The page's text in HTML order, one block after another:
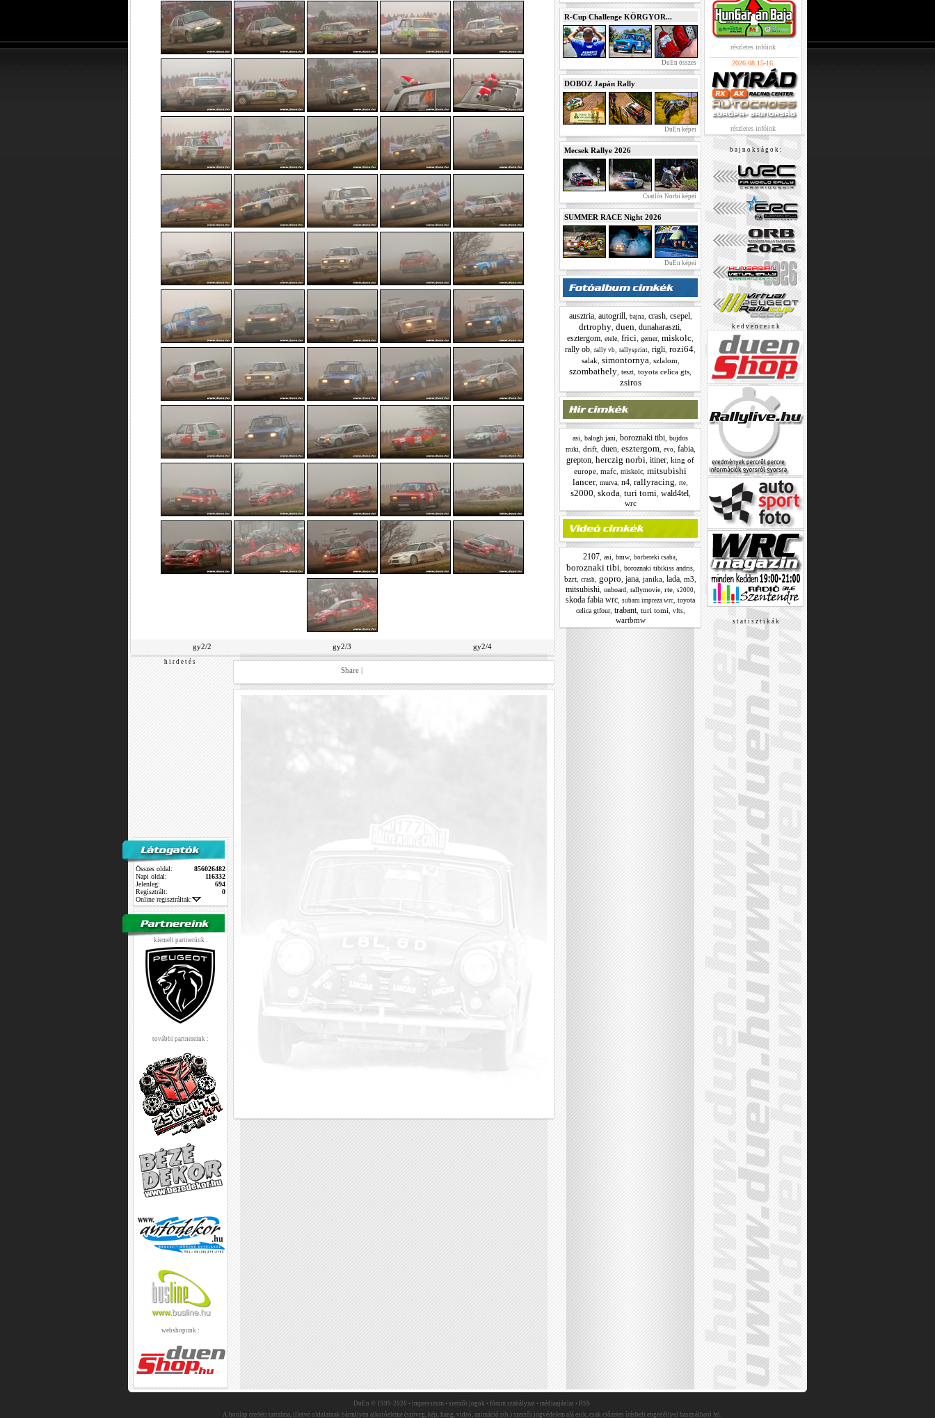
gy2/2 gy2/3 gy2/4
h i r d e t é s
Összes oldal:
856026482
Napi oldal:
116332
Jelenleg:
694
Regisztrált:
0
Online regisztráltak:
kiemelt partnerünk :
további partnereink :
webshopunk :
Share |
R-Cup Challenge KÖRGYOR...
DuEn összes
DOBOZ Japán Rally
DuEn képei
Mecsek Rallye 2026
Csatlós Norbi képei
SUMMER RACE Night 2026
DuEn képei
ausztria, autogrill bajna, crash, csepel
drtrophy duen dunaharaszti
esztergom etele frici gemer, miskolc
rally ob rally vb rallysprint rigli rozi64
salak simontornya szlalom
szombathely teszt toyota celica gts
zsiros
asi balogh jani boroznaki tibi bujdos
miki
drift, duen, esztergom, evo, fabia,
grepton herczig norbi itiner king of
europe mafc miskolc mitsubishi
lancer, murva n4 rallyracing rte
s2000 skoda turi tomi wald4tel
wrc
2107 asi bmw borbereki csaba
boroznaki tibi boroznaki tibikiss andris,
bzrt crash gopro jana janika lada m3
mitsubishi, onboard, rallymovie, rte, s2000,
skoda fabia wrc subaru impreza wrc toyota
celica gtfour, trabant, turi tomi vfts,
wartbmw
részletes infóink
2026.08.15-16.
részletes infóink
b a j n o k s á g o k :
k e d v e n c e i n k
s t a t i s z t i k á k
DuEn © 1999-2026 • impresszum • szerzői jogok • fórum szabályzat • médiaajánlat • RSS
A honlap eredeti tartalma, illetve oldalainak bármilyen alkotóeleme (szöveg, kép, hang, videó, animáció stb.) szerzői jogvédelem alá esik, csak előzetes írásbeli engedéllyel használható fel.